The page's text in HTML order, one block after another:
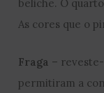
beliche. O
As cores que o
Fraga –
permitiram a